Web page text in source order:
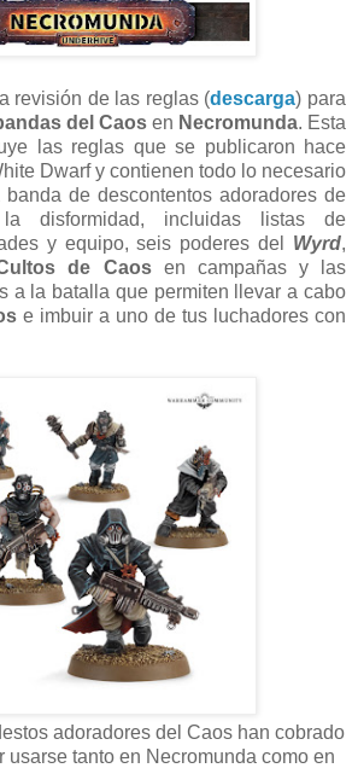
revisión de las reglas (descarga) para
del Caos en Necromunda. Esta
las reglas que se publicaron hace
Dwarf y contienen todo lo necesario
de descontentos adoradores de
disformidad, incluidas listas de
y equipo, seis poderes del Wyrd,
de Caosen campañas y las
a la batalla que permiten llevar a cabo
e imbuir a uno de tus luchadores con
adoradores del Caos han cobrado
usarse tanto en Necromunda como en